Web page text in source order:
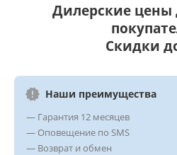
Дилерские цены
Скидки
Наши преимущества
— Гарантия 12 месяцев
— Оповещение по SMS
— Возврат и обмен